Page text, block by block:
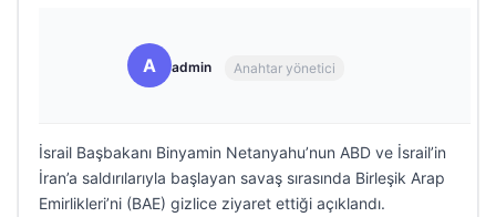
A admin Anahtar yönetici
İsrail Başbakanı Binyamin Netanyahu’nun ABD ve İsrail’in
İran’a saldırılarıyla başlayan savaş sırasında Birleşik Arap
Emirlikleri’ni (BAE) gizlice ziyaret ettiği açıklandı.